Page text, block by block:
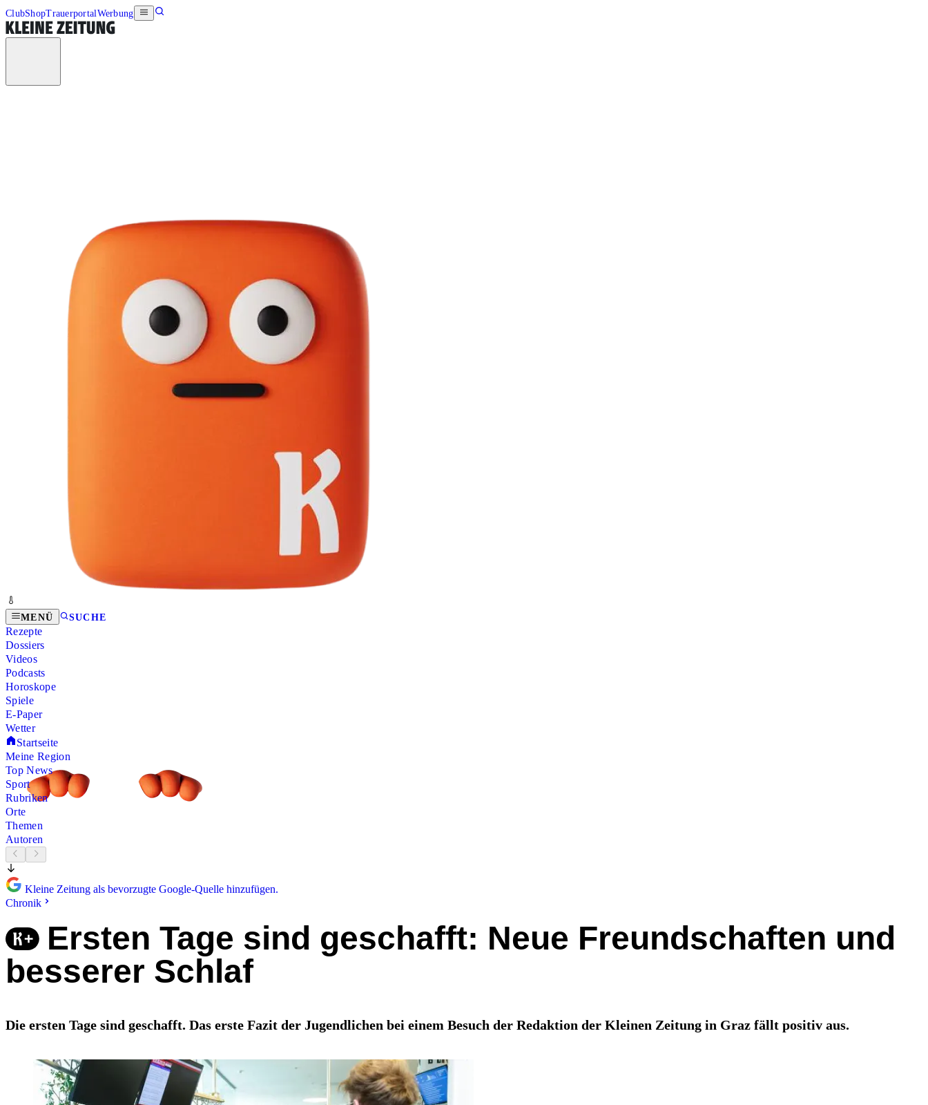
ClubShopTrauerportalWerbung
MENÜ SUCHE
Rezepte
Dossiers
Videos
Podcasts
Horoskope
Spiele
E-Paper
Wetter
Startseite
Meine Region
Top News
Sport
Rubriken
Orte
Themen
Autoren
Kleine Zeitung als bevorzugte Google-Quelle hinzufügen.
Chronik
Ersten Tage sind geschafft: Neue Freundschaften und
besserer Schlaf
Die ersten Tage sind geschafft. Das erste Fazit der Jugendlichen bei einem Besuch der Redaktion der Kleinen Zeitung in Graz fällt positiv aus.